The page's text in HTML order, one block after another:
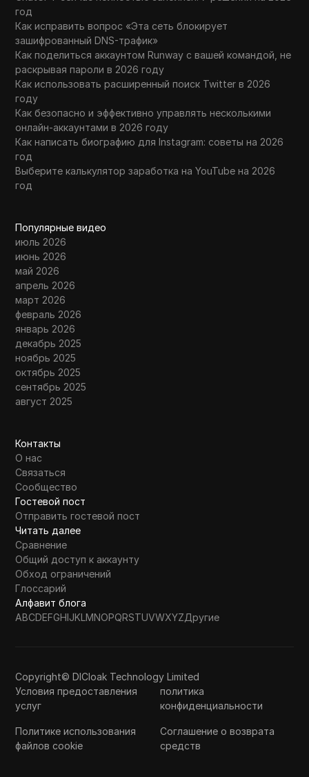
год
Как исправить вопрос «Эта сеть блокирует
зашифрованный DNS-трафик»
Как поделиться аккаунтом Runway с вашей командой, не
раскрывая пароли в 2026 году
Как использовать расширенный поиск Twitter в 2026
году
Как безопасно и эффективно управлять несколькими
онлайн-аккаунтами в 2026 году
Как написать биографию для Instagram: советы на 2026
год
Выберите калькулятор заработка на YouTube на 2026
год
Популярные видео
июль 2026
июнь 2026
май 2026
апрель 2026
март 2026
февраль 2026
январь 2026
декабрь 2025
ноябрь 2025
октябрь 2025
сентябрь 2025
август 2025
Контакты
О нас
Связаться
Сообщество
Гостевой пост
Отправить гостевой пост
Читать далее
Сравнение
Общий доступ к аккаунту
Обход ограничений
Глоссарий
Алфавит блога
ABCDEFGHIJKLMNOPQRSTUVWXYZДругие
Copyright© DICloak Technology Limited
Условия предоставления
услуг
политика
конфиденциальности
Политике использования
файлов cookie
Соглашение о возврата
средств